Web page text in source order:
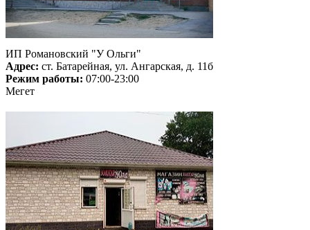
ИП Романовский "У Ольги"
Адрес: ст. Батарейная, ул. Ангарская, д. 11б
Режим работы: 07:00-23:00
Мегет